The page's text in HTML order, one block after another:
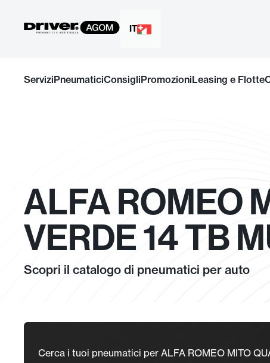
contenuto
IT
ServiziPneumaticiConsigliPromozioniLeasing e Flotte
ALFA ROMEO
VERDE 14 TB
Scopri il catalogo di pneumatici per auto
Cerca i tuoi pneumatici per ALFA ROMEO MITO